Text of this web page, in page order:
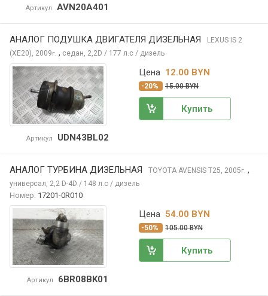
Артикул AVN20A401
АНАЛОГ ПОДУШКА ДВИГАТЕЛЯ ДИЗЕЛЬНАЯ LEXUS IS 2
(XE20), 2009г. , седан, 2,2D / 177 л.с / дизель
Артикул UDN43BL02
Цена 12.00 BYN
-20% 15.00 BYN
Купить
АНАЛОГ ТУРБИНА ДИЗЕЛЬНАЯ TOYOTA AVENSIS T25, 2005г. ,
универсал, 2,2 D-4D / 148 л.с / дизель
Номер: 17201-0R010
Артикул 6BR08BK01
Цена 54.00 BYN
-50% 105.00 BYN
Купить